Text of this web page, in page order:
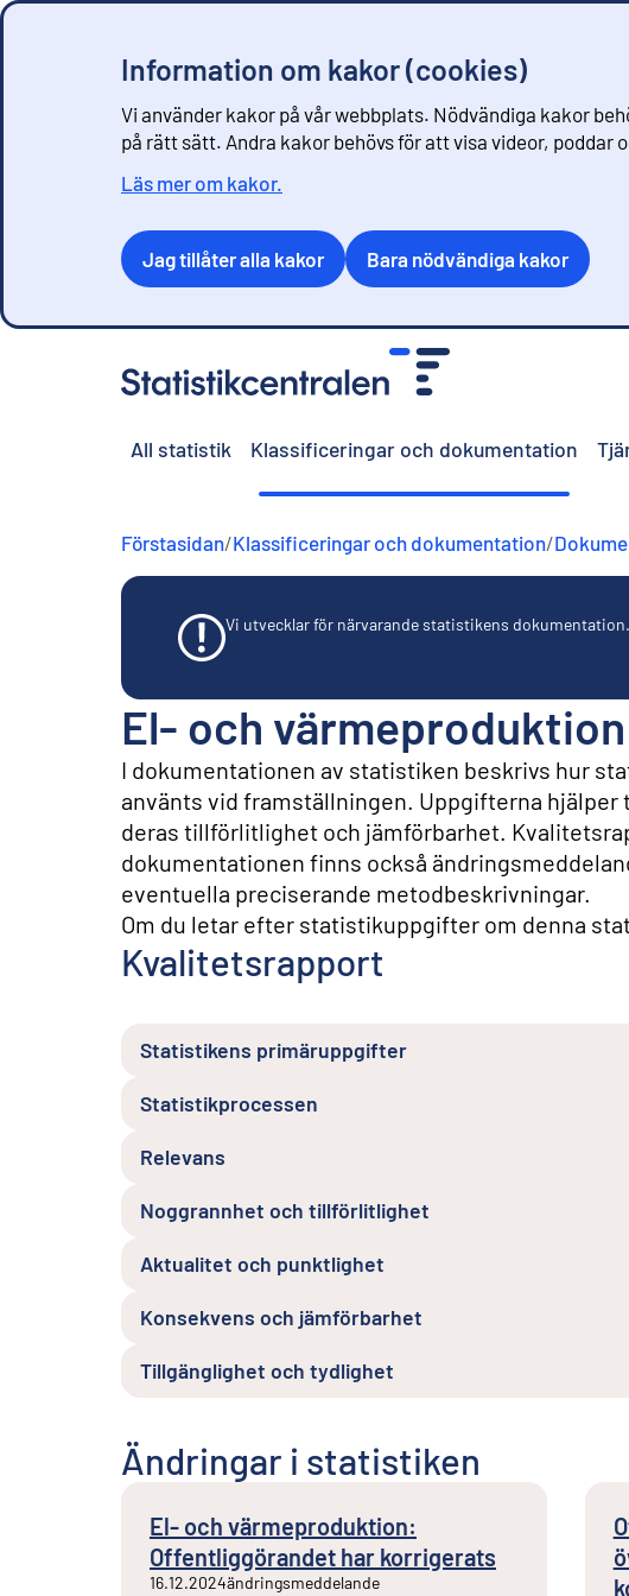
Information om kakor (cookies)
Vi använder kakor på vår webbplats. Nödvändiga kakor
på rätt sätt. Andra kakor behövs för att visa videor, poddar
Läs mer om kakor.
Jag tillåter alla kakor Bara nödvändiga kakor
All statistik Klassificeringar och dokumentation
Förstasidan/Klassificeringar och dokumentation/
Vi utvecklar för närvarande statistikens
El- och
I dokumentationen av statistiken beskrivs hur
använts vid framställningen. Uppgifterna
deras tillförlitlighet och jämförbarhet.
dokumentationen finns också
eventuella preciserande metodbeskrivningar.
Om du letar efter statistikuppgifter om denna
Kvalitetsrapport
Statistikens primäruppgifter
Statistikprocessen
Relevans
Noggrannhet och tillförlitlighet
Aktualitet och punktlighet
Konsekvens och jämförbarhet
Tillgänglighet och tydlighet
Ändringar i statistiken
El- och värmeproduktion:
Offentliggörandet har korrigerats
16.12.2024ändringsmeddelande